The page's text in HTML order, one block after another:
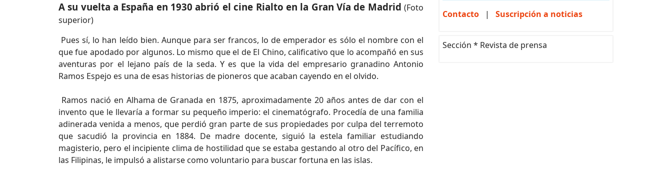
A su vuelta a España en 1930 abrió el cine Rialto en la Gran Vía de Madrid (Foto
superior)
Pues sí, lo han leído bien. Aunque para ser francos, lo de emperador es sólo el nombre con el
que fue apodado por algunos. Lo mismo que el de El Chino, calificativo que lo acompañó en sus
aventuras por el lejano país de la seda. Y es que la vida del empresario granadino Antonio
Ramos Espejo es una de esas historias de pioneros que acaban cayendo en el olvido.
Ramos nació en Alhama de Granada en 1875, aproximadamente 20 años antes de dar con el
invento que le llevaría a formar su pequeño imperio: el cinematógrafo. Procedía de una familia
adinerada venida a menos, que perdió gran parte de sus propiedades por culpa del terremoto
que sacudió la provincia en 1884. De madre docente, siguió la estela familiar estudiando
magisterio, pero el incipiente clima de hostilidad que se estaba gestando al otro del Pacífico, en
las Filipinas, le impulsó a alistarse como voluntario para buscar fortuna en las islas.
Contacto | Suscripción a noticias
Sección * Revista de prensa